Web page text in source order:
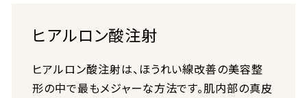
ヒアルロン酸注射
ヒアルロン酸注射は、ほうれい線改善の美容整
形の中で最もメジャーな方法です。肌内部の真皮